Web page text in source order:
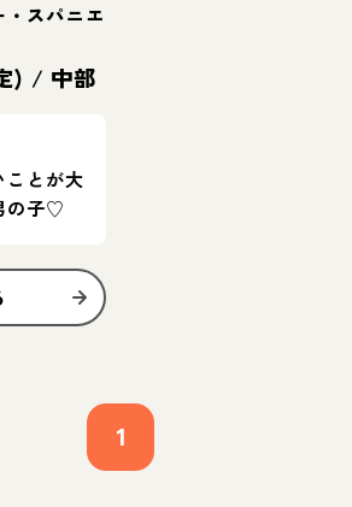
スパニエ
) / 中部
とが大
の子♡
1